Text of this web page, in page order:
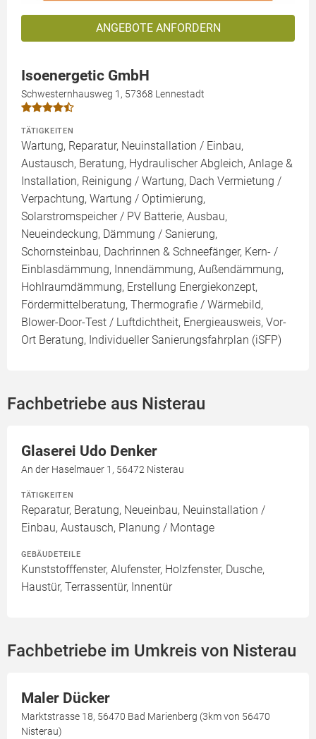
ANGEBOTE ANFORDERN
Isoenergetic GmbH
Schwesternhausweg 1, 57368 Lennestadt
TÄTIGKEITEN
Wartung, Reparatur, Neuinstallation / Einbau,
Austausch, Beratung, Hydraulischer Abgleich, Anlage &
Installation, Reinigung / Wartung, Dach Vermietung /
Verpachtung, Wartung / Optimierung,
Solarstromspeicher / PV Batterie, Ausbau,
Neueindeckung, Dämmung / Sanierung,
Schornsteinbau, Dachrinnen & Schneefänger, Kern- /
Einblasdämmung, Innendämmung, Außendämmung,
Hohlraumdämmung, Erstellung Energiekonzept,
Fördermittelberatung, Thermografie / Wärmebild,
Blower-Door-Test / Luftdichtheit, Energieausweis, Vor-
Ort Beratung, Individueller Sanierungsfahrplan (iSFP)
Fachbetriebe aus Nisterau
Glaserei Udo Denker
An der Haselmauer 1, 56472 Nisterau
TÄTIGKEITEN
Reparatur, Beratung, Neueinbau, Neuinstallation /
Einbau, Austausch, Planung / Montage
GEBÄUDETEILE
Kunststofffenster, Alufenster, Holzfenster, Dusche,
Haustür, Terrassentür, Innentür
Fachbetriebe im Umkreis von Nisterau
Maler Dücker
Marktstrasse 18, 56470 Bad Marienberg (3km von 56470
Nisterau)